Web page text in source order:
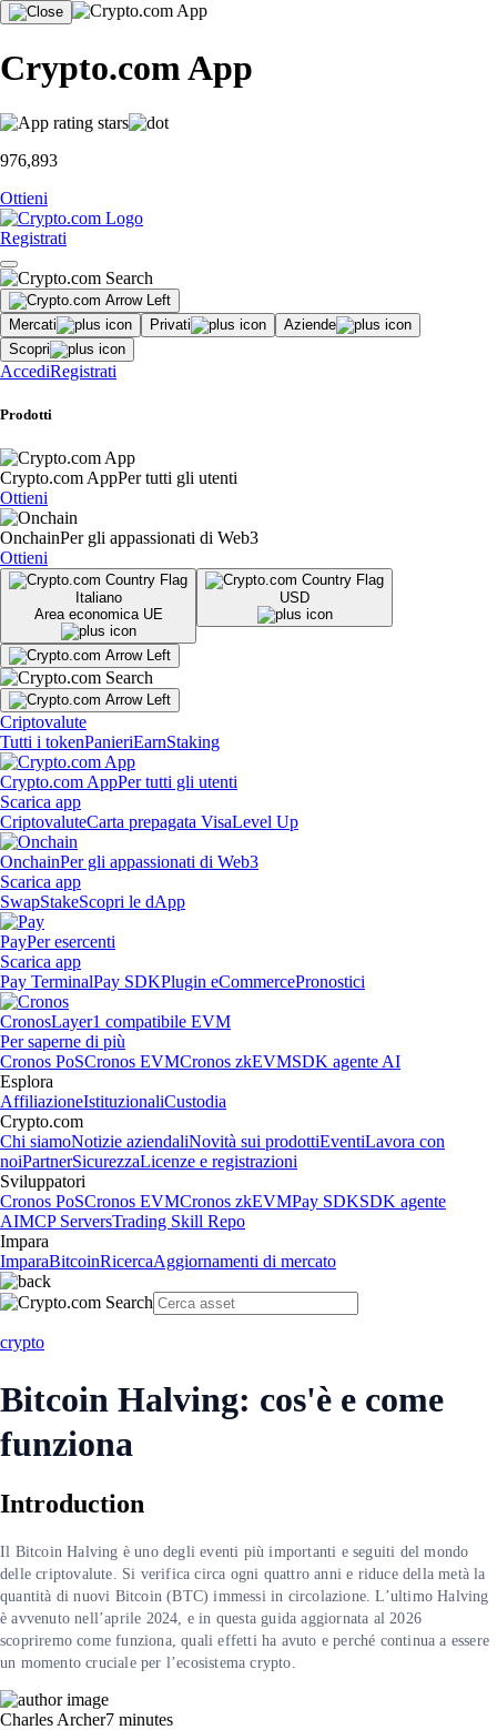
Crypto.com App
976,893
Ottieni
Registrati
Mercati Privati
Aziende
Scopri
AccediRegistrati
Prodotti
Crypto.com AppPer tutti gli utenti
Ottieni
OnchainPer gli appassionati di Web3
Ottieni
Italiano
Area economica UE
USD
Criptovalute
Tutti i tokenPanieriEarnStaking
Crypto.com AppPer tutti gli utenti
Scarica app
CriptovaluteCarta prepagata VisaLevel Up
OnchainPer gli appassionati di Web3
Scarica app
SwapStakeScopri le dApp
PayPer esercenti
Scarica app
Pay TerminalPay SDKPlugin eCommercePronostici
CronosLayer1 compatibile EVM
Per saperne di più
Cronos PoSCronos EVMCronos zkEVMSDK agente AI
Esplora
AffiliazioneIstituzionaliCustodia
Crypto.com
Chi siamoNotizie aziendaliNovità sui prodottiEventiLavora con
noiPartnerSicurezzaLicenze e registrazioni
Sviluppatori
Cronos PoSCronos EVMCronos zkEVMPay SDKSDK agente
AIMCP ServersTrading Skill Repo
Impara
ImparaBitcoinRicercaAggiornamenti di mercato
crypto
Bitcoin Halving: cos'è e come
funziona
Introduction
Il Bitcoin Halving è uno degli eventi più importanti e seguiti del mondo
delle criptovalute. Si verifica circa ogni quattro anni e riduce della metà la
quantità di nuovi Bitcoin (BTC) immessi in circolazione. L’ultimo Halving
è avvenuto nell’aprile 2024, e in questa guida aggiornata al 2026
scopriremo come funziona, quali effetti ha avuto e perché continua a essere
un momento cruciale per l’ecosistema crypto.
Charles Archer7 minutes